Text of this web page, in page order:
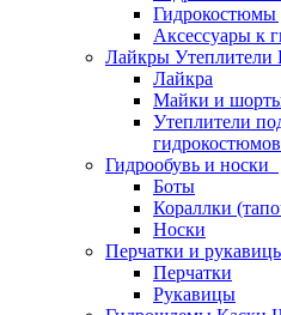
Гидрокостюмы
Аксессуары к
Лайкры Утеплители
Лайкра
Майки и
Утеплители
гидрокостюмов
Гидрообувь и носки
Боты
Кораллки
Носки
Перчатки и
Перчатки
Рукавицы